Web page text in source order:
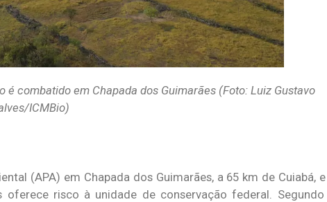
combatido em Chapada dos Guimarães (Foto: Luiz Gustavo
ICMBio)
(APA) em Chapada dos Guimarães, a 65 km de Cuiabá,
oferece risco à unidade de conservação federal.